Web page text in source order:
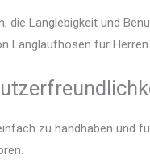
die Langlebigkeit und
Langlaufhosen für Herren.
zu handhaben und